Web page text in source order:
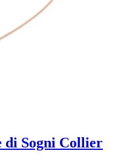
di Sogni Collier